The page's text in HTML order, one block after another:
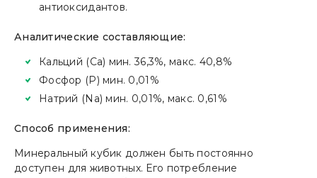
антиоксидантов.
Аналитические составляющие:
Кальций (Ca) мин. 36,3%, макс. 40,8%
Фосфор (P) мин. 0,01%
Натрий (Na) мин. 0,01%, макс. 0,61%
Способ применения:
Минеральный кубик должен быть постоянно
доступен для животных. Его потребление